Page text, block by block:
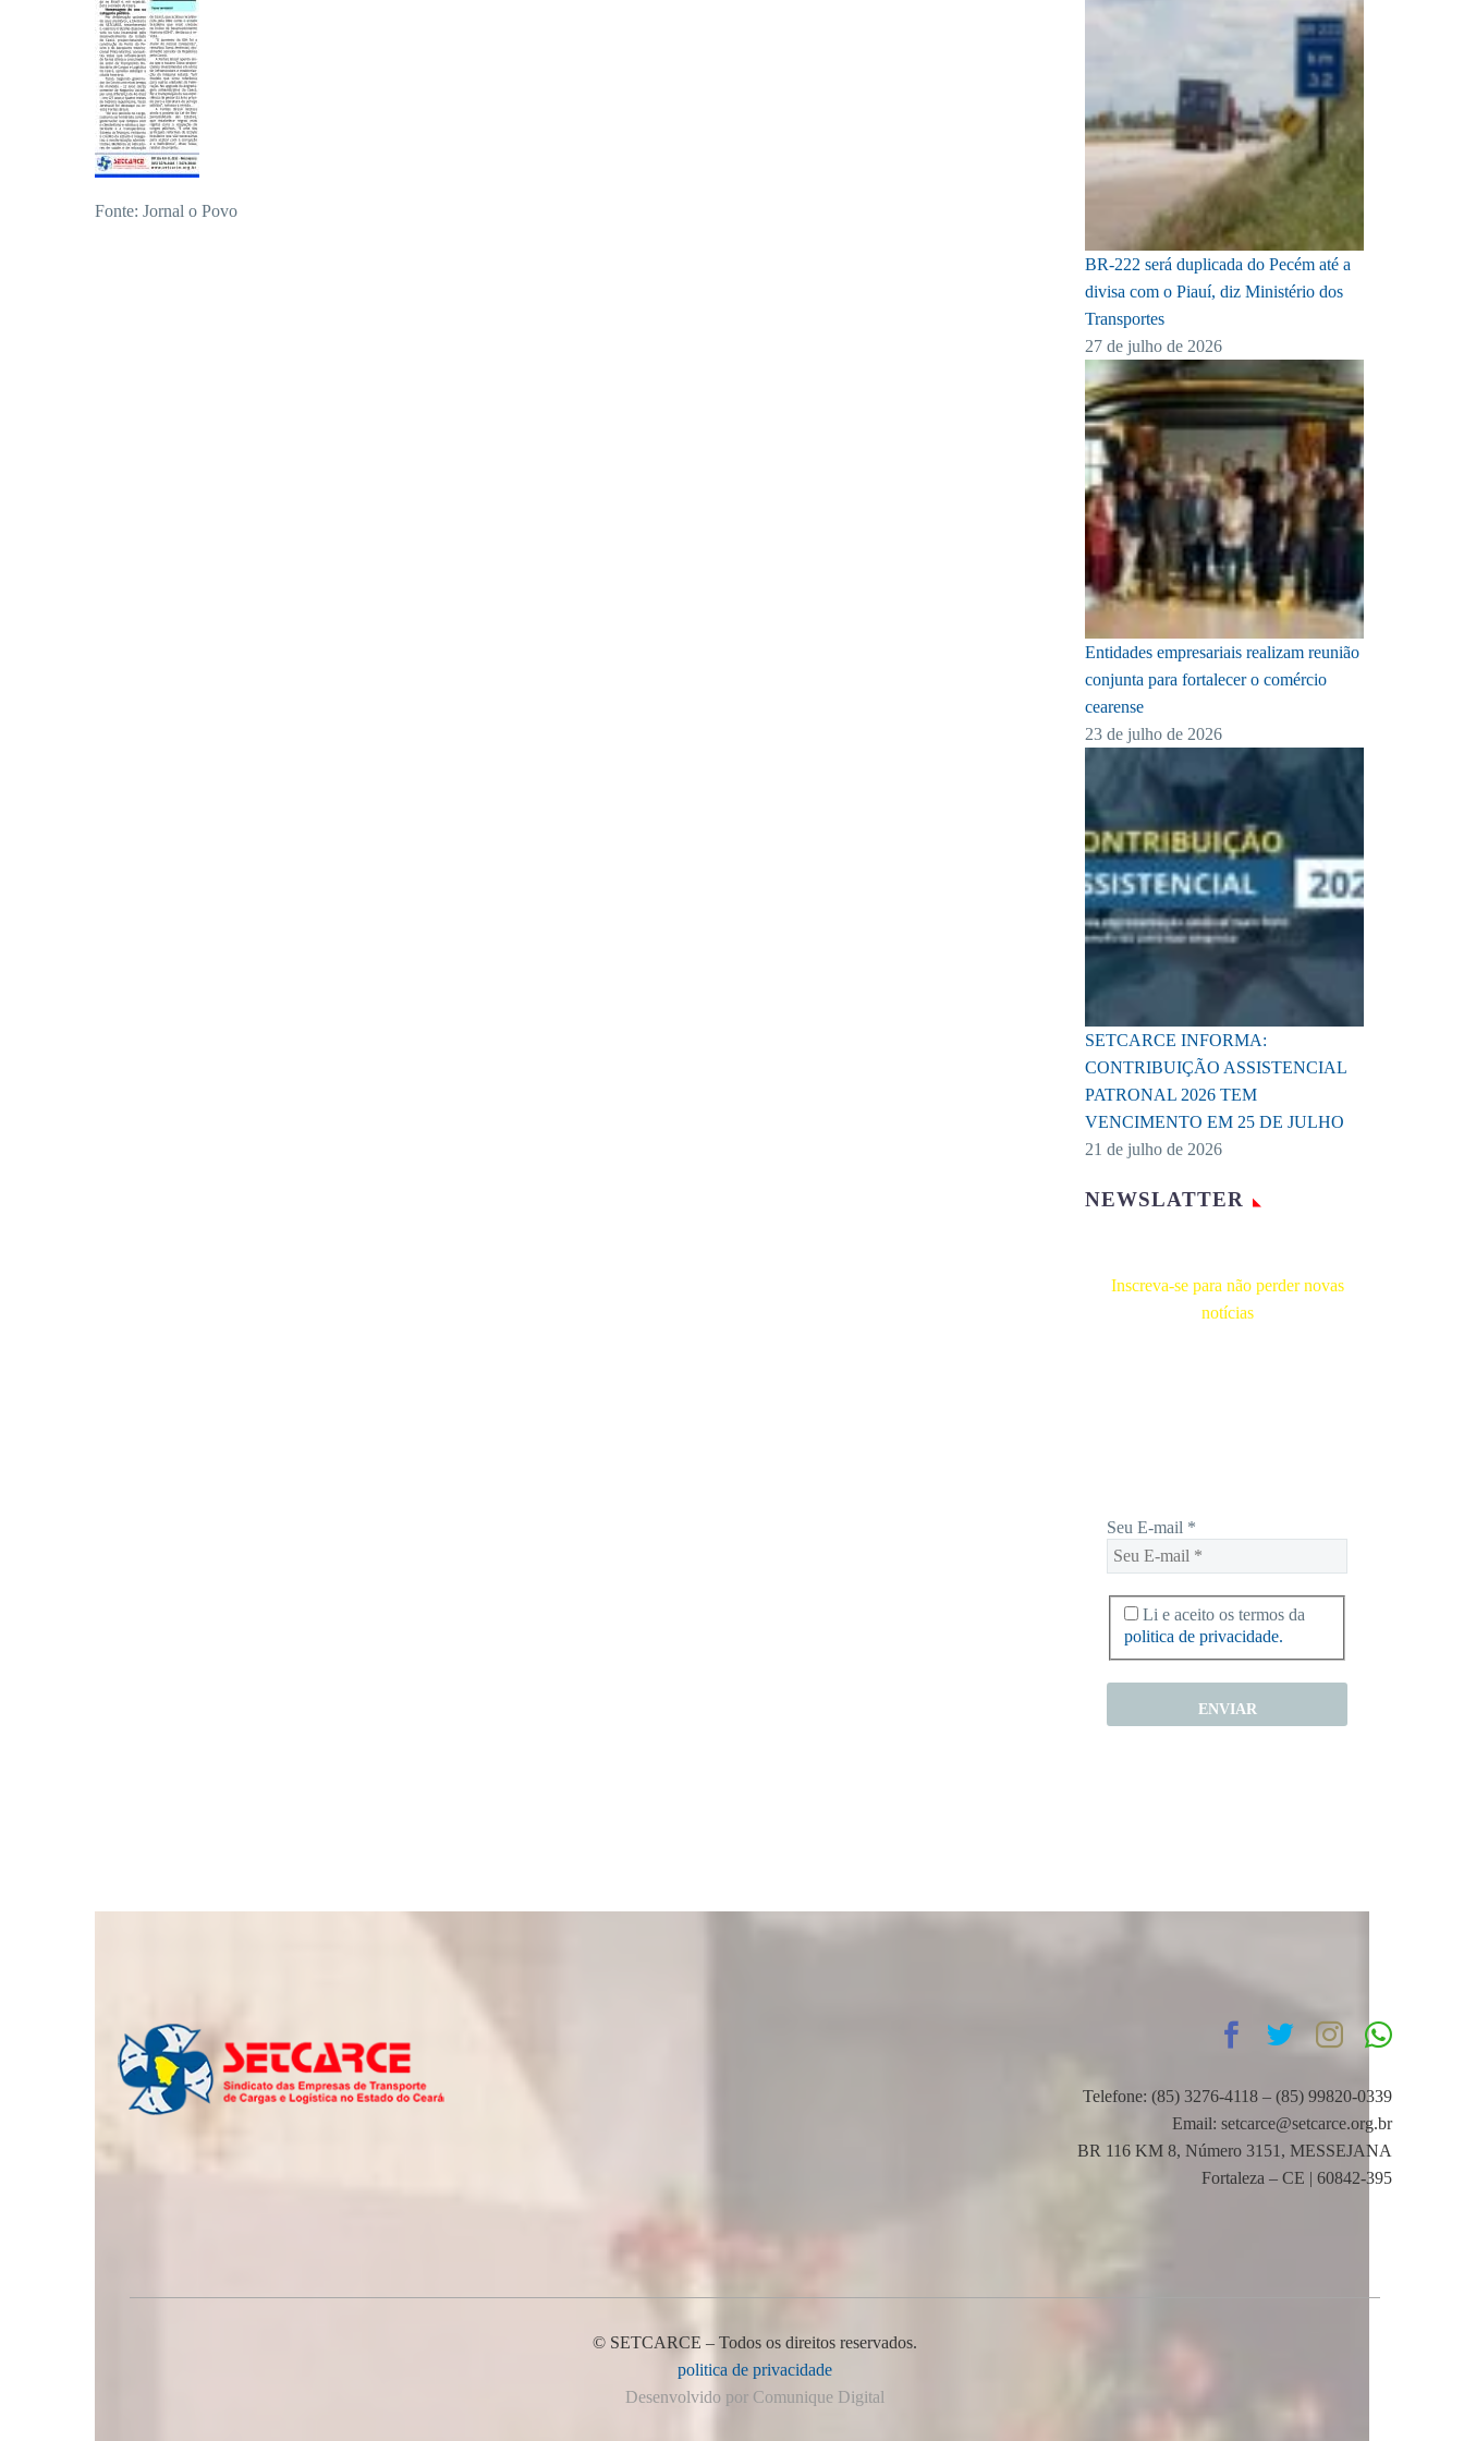
Fonte: Jornal o Povo
BR-222 será duplicada do Pecém até a
divisa com o Piauí, diz Ministério dos
Transportes
27 de julho de 2026
Entidades empresariais realizam reunião
conjunta para fortalecer o comércio
cearense
23 de julho de 2026
SETCARCE INFORMA:
CONTRIBUIÇÃO ASSISTENCIAL
PATRONAL 2026 TEM
VENCIMENTO EM 25 DE JULHO
21 de julho de 2026
NEWSLATTER
Inscreva-se para não perder novas
notícias
Seu E-mail *
Li e aceito os termos da
politica de privacidade.
Telefone: (85) 3276-4118 – (85) 99820-0339
Email: setcarce@setcarce.org.br
BR 116 KM 8, Número 3151, MESSEJANA
Fortaleza – CE | 60842-395
© SETCARCE – Todos os direitos reservados.
politica de privacidade
Desenvolvido por Comunique Digital